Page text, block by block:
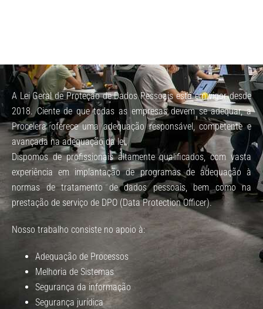
A Lei Geral de Proteção de Dados Pessoais está em vigor desde
2018. Ciente de que todas as empresas devem se adequar, a
Procelera oferece uma adequação responsável, competente e
avançada na adequação da lei.
Dispomos de profissionais altamente qualificados, com vasta
experiência em implantação de programas de adequação à
normas de tratamento de dados pessoais, bem como na
prestação de serviço de DPO (Data Protection Officer).
Nosso trabalho consiste no apoio à:
Adequação de Processos
Melhoria de Sistemas
Segurança da informação
Segurança jurídica